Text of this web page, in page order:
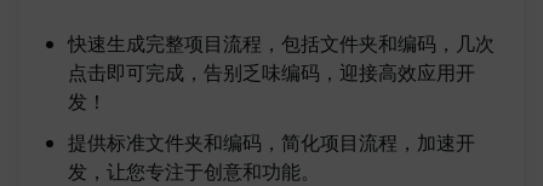
快速生成完整项目流程，包括文件夹和编码，几次
点击即可完成，告别乏味编码，迎接高效应用开
发！
提供标准文件夹和编码，简化项目流程，加速开
发，让您专注于创意和功能。